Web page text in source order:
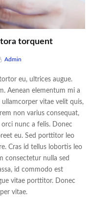
torquent
Admin
eu, ultrices augue.
Aenean elementum mi a
vitae velit quis,
non varius consequat,
nunc a felis. Donec
eu. Sed porttitor leo
Cras id tellus lobortis leo
consectetur nulla sed
id commodo est
vitae porttitor. Donec
vitae.